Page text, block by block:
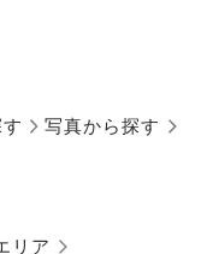
写真から探す
リア